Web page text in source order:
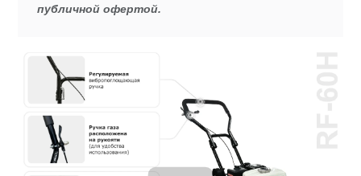
публичной офертой.